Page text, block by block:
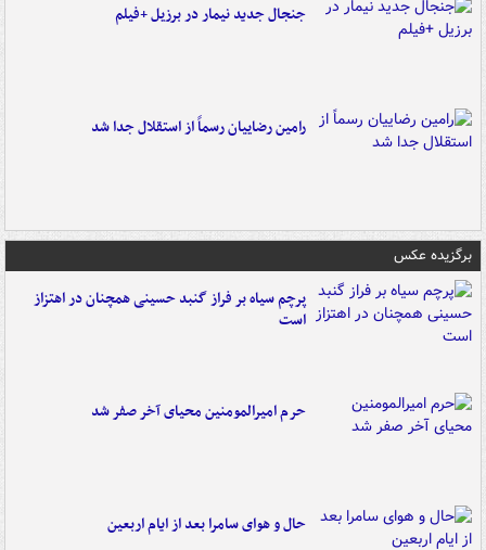
جنجال جدید نیمار در برزیل +فیلم
رامین رضاییان رسماً از استقلال جدا شد
برگزیده عکس
پرچم سیاه بر فراز گنبد حسینی همچنان در اهتزاز
است
حرم امیرالمومنین محیای آخر صفر شد
حال و هوای سامرا بعد از ایام اربعین